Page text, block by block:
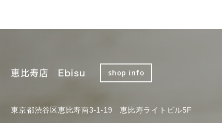
恵比寿店 Ebisu shop info
東京都渋谷区恵比寿南3-1-19 恵比寿ライトビル5F